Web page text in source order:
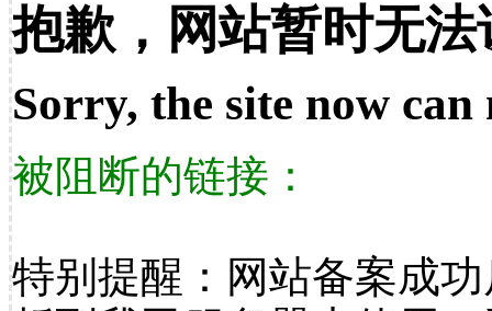
抱歉，网站暂时无法
Sorry, the site now can
被阻断的链接：
特别提醒：网站备案成